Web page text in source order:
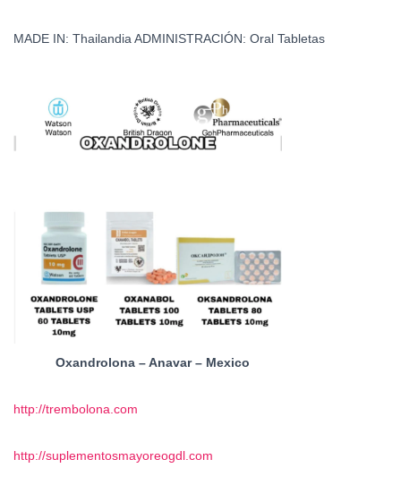
MADE IN: Thailandia ADMINISTRACIÓN: Oral Tabletas
Oxandrolona – Anavar – Mexico
http://trembolona.com
http://suplementosmayoreogdl.com